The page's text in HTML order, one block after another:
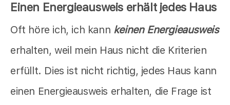
Einen Energieausweis erhält jedes Haus
Oft höre ich, ich kann keinen Energieausweis
erhalten, weil mein Haus nicht die Kriterien
erfüllt. Dies ist nicht richtig, jedes Haus kann
einen Energieausweis erhalten, die Frage ist